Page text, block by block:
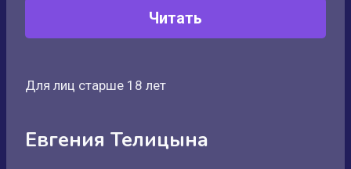
Читать
Для лиц старше 18 лет
Евгения Телицына